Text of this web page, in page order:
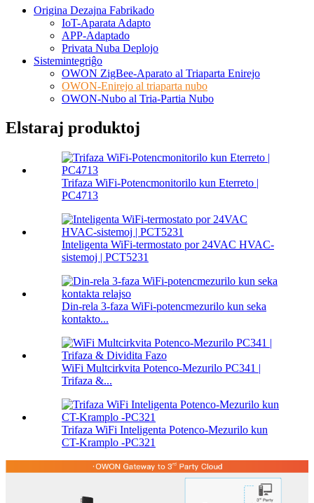
Origina Dezajna Fabrikado
IoT-Aparata Adapto
APP-Adaptado
Privata Nuba Deplojo
Sistemintegriĝo
OWON ZigBee-Aparato al Triaparta Enirejo
OWON-Enirejo al triaparta nubo
OWON-Nubo al Tria-Partia Nubo
Elstaraj produktoj
Trifaza WiFi-Potencmonitorilo kun Eterreto |
PC4713
Inteligenta WiFi-termostato por 24VAC HVAC-
sistemoj | PCT5231
Din-rela 3-faza WiFi-potencmezurilo kun seka
kontakto...
WiFi Multcirkvita Potenco-Mezurilo PC341 |
Trifaza &...
Trifaza WiFi Inteligenta Potenco-Mezurilo kun
CT-Kramplo -PC321